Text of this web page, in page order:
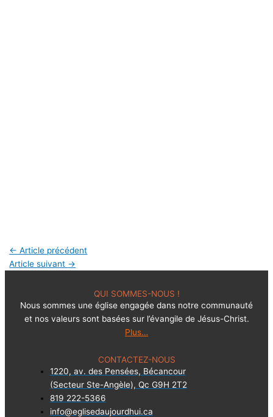
← Article précédent
Article suivant →
QUI SOMMES-NOUS !
Nous sommes une église engagée dans notre communauté
et nos valeurs sont basées sur l’évangile de Jésus-Christ.
Plus…
CONTACTEZ-NOUS
1220, av. des Pensées, Bécancour
(Secteur Ste-Angèle), Qc G9H 2T2
819 222-5366
info@eglisedaujourdhui.ca